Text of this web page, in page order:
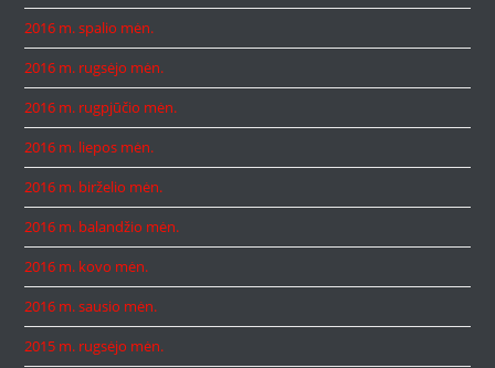
2016 m. spalio mėn.
2016 m. rugsėjo mėn.
2016 m. rugpjūčio mėn.
2016 m. liepos mėn.
2016 m. birželio mėn.
2016 m. balandžio mėn.
2016 m. kovo mėn.
2016 m. sausio mėn.
2015 m. rugsėjo mėn.